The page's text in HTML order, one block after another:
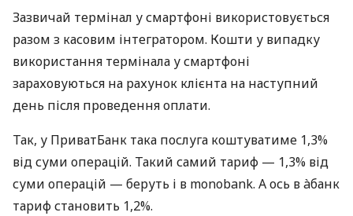
Зазвичай термінал у смартфоні використовується
разом з касовим інтегратором. Кошти у випадку
використання термінала у смартфоні
зараховуються на рахунок клієнта на наступний
день після проведення оплати.
Так, у ПриватБанк така послуга коштуватиме 1,3%
від суми операцій. Такий самий тариф — 1,3% від
суми операцій — беруть і в monobank. А ось в àбанк
тариф становить 1,2%.